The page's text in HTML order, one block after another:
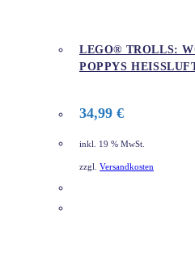
LEGO® TROLLS:
POPPYS
34,99 €
inkl. 19 % MwSt.
zzgl. Versandkosten